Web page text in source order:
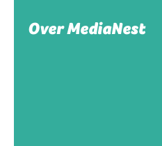
Over MediaNest